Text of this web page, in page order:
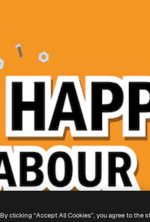
By clicking “Accept All Cookies”, you agree to